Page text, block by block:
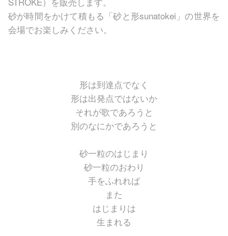
砂が時間をかけて積もる「砂と形sunatokei」の世界を
会場でお楽しみください。
形は到達点でなく
形は出発点ではないか
それが歌であろうと
別のなにかであろうと
砂一粒のはじまり
砂一粒のおわり
手をふれれば
また
はじまりは
生まれる